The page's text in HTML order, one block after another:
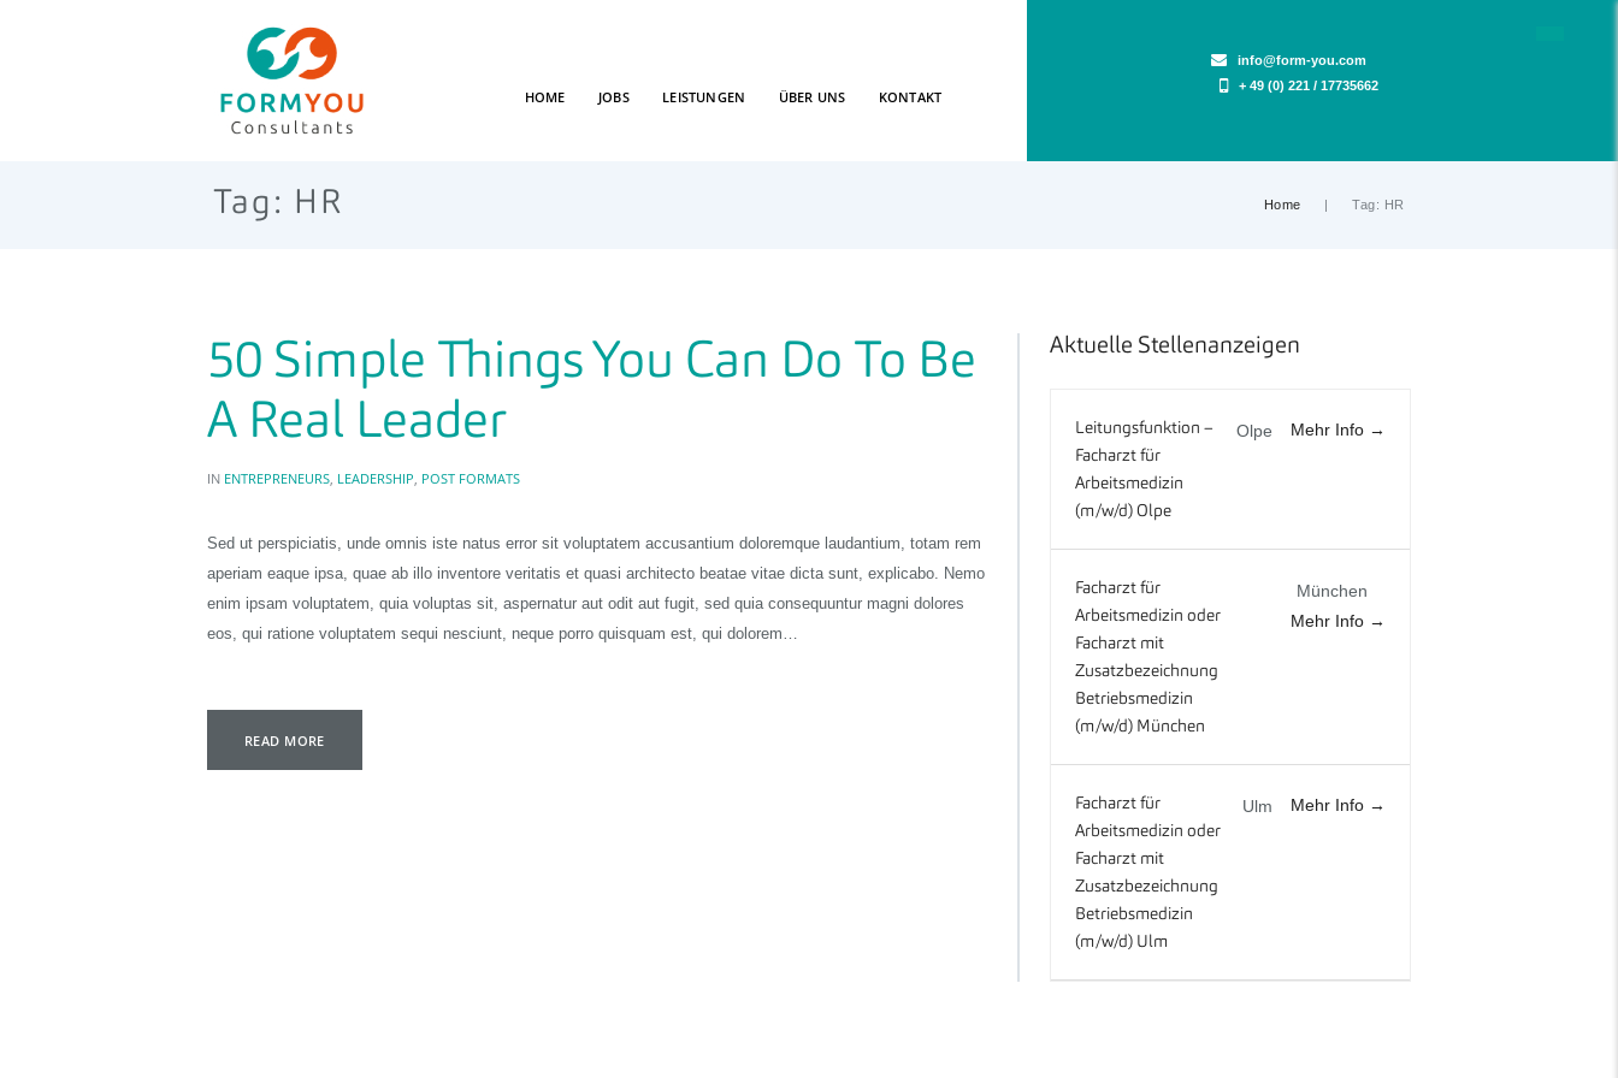
info@form-you.com
+ 49 (0) 221 / 17735662
HOME JOBS LEISTUNGEN ÜBER UNS KONTAKT
Tag: HR Home Tag: HR
50 Simple Things You Can Do To Be
A Real Leader
IN ENTREPRENEURS LEADERSHIP POST FORMATS
Sed ut perspiciatis, unde omnis iste natus error sit voluptatem accusantium doloremque laudantium, totam rem
aperiam eaque ipsa, quae ab illo inventore veritatis et quasi architecto beatae vitae dicta sunt, explicabo. Nemo
enim ipsam voluptatem, quia voluptas sit, aspernatur aut odit aut fugit, sed quia consequuntur magni dolores
eos, qui ratione voluptatem sequi nesciunt, neque porro quisquam est, qui dolorem…
READ MORE
Aktuelle Stellenanzeigen
Leitungsfunktion –
Facharzt für
Arbeitsmedizin
(m/w/d) Olpe
Olpe Mehr Info
Facharzt für
Arbeitsmedizin oder
Facharzt mit
Zusatzbezeichnung
Betriebsmedizin
(m/w/d) München
München
Mehr Info
Facharzt für
Arbeitsmedizin oder
Facharzt mit
Zusatzbezeichnung
Betriebsmedizin
(m/w/d) Ulm
Ulm Mehr Info